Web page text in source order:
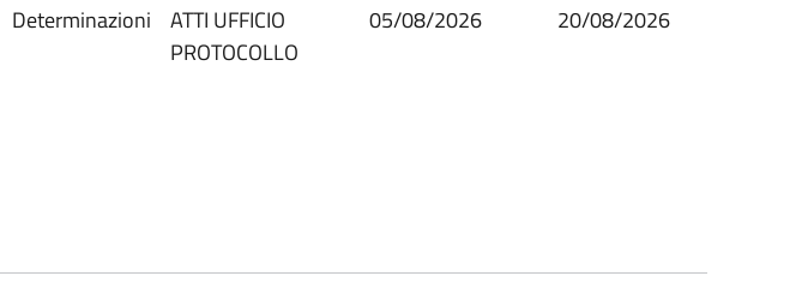
Determinazioni
ATTI UFFICIO
PROTOCOLLO
05/08/2026 20/08/2026